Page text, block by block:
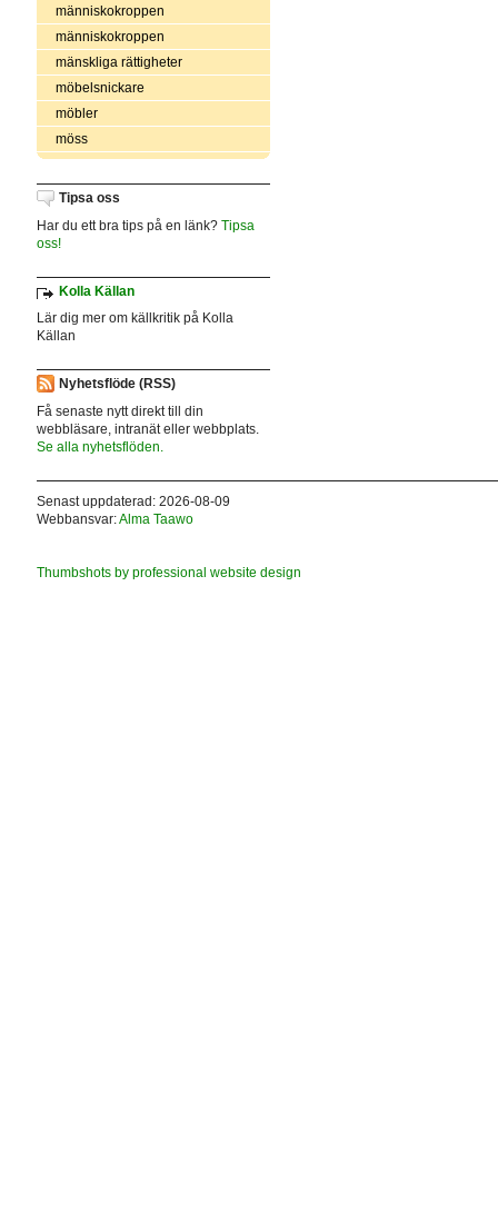
människokroppen
människokroppen
mänskliga rättigheter
möbelsnickare
möbler
möss
Tipsa oss
Har du ett bra tips på en länk? Tipsa
oss!
Kolla Källan
Lär dig mer om källkritik på Kolla
Källan
Nyhetsflöde (RSS)
Få senaste nytt direkt till din
webbläsare, intranät eller webbplats.
Se alla nyhetsflöden.
Senast uppdaterad: 2026-08-09
Webbansvar:Alma Taawo
Thumbshots by professional website design